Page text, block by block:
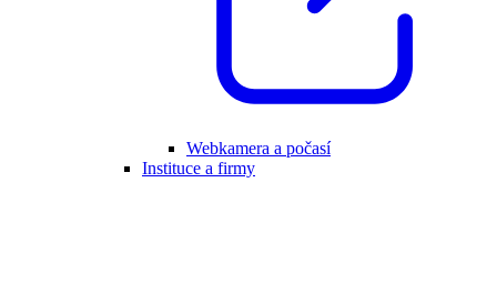
Webkamera a počasí
Instituce a firmy